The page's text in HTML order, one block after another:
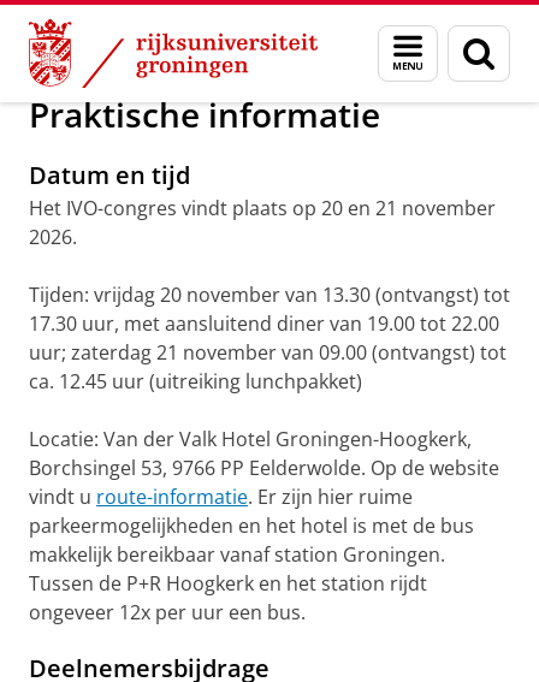
Skip
Content
Skip
Navigation
Menu
en
zoeken
Over ons IVO-congres 2026
Praktische informatie
Datum en tijd
Het IVO-congres vindt plaats op 20 en 21 november
2026.
Tijden: vrijdag 20 november van 13.30 (ontvangst) tot
17.30 uur, met aansluitend diner van 19.00 tot 22.00
uur; zaterdag 21 november van 09.00 (ontvangst) tot
ca. 12.45 uur (uitreiking lunchpakket)
Locatie: Van der Valk Hotel Groningen-Hoogkerk,
Borchsingel 53, 9766 PP Eelderwolde. Op de website
vindt u route-informatie. Er zijn hier ruime
parkeermogelijkheden en het hotel is met de bus
makkelijk bereikbaar vanaf station Groningen.
Tussen de P+R Hoogkerk en het station rijdt
ongeveer 12x per uur een bus.
Deelnemersbijdrage